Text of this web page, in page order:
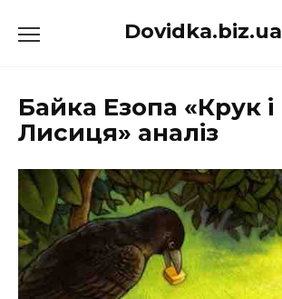
до
Dovidka.biz.ua
Байка Езопа «Крук і
Лисиця» аналіз